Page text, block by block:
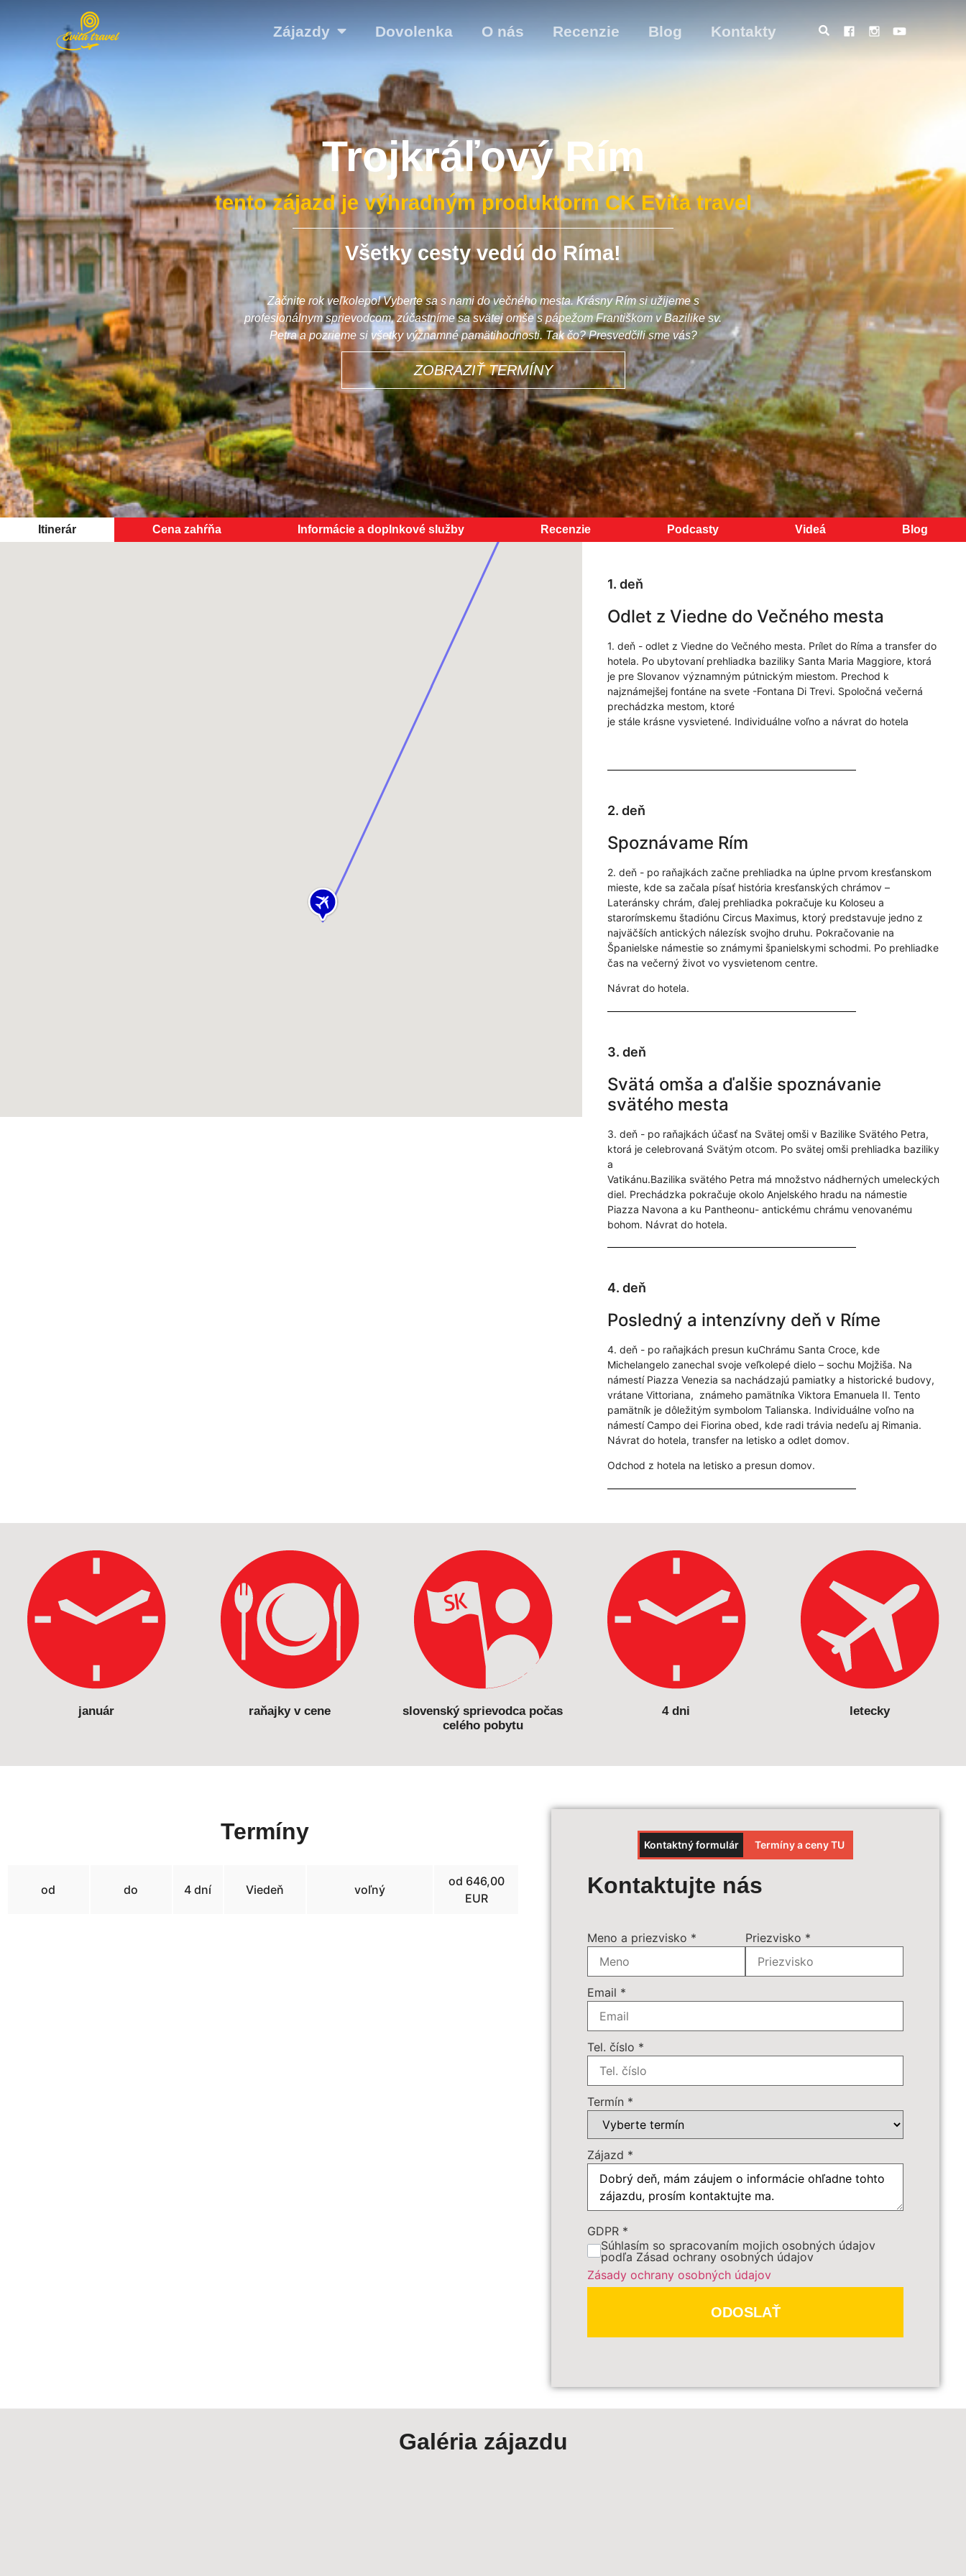
Zájazdy Dovolenka O nás Recenzie Blog Kontakty
Trojkráľový Rím
tento zájazd je výhradným produktorm CK Evita travel
Všetky cesty vedú do Ríma!
Začnite rok veľkolepo! Vyberte sa s nami do večného mesta. Krásny Rím si užijeme s
profesionálnym sprievodcom, zúčastníme sa svätej omše s pápežom Františkom v Bazilike sv.
Petra a pozrieme si všetky významné pamätihodnosti. Tak čo? Presvedčili sme vás?
ZOBRAZIŤ TERMÍNY
Itinerár Cena zahŕňa Informácie a doplnkové služby Recenzie Podcasty Videá Blog
1. deň
Odlet z Viedne do Večného mesta
1. deň - odlet z Viedne do Večného mesta. Prílet do Ríma a transfer do
hotela. Po ubytovaní prehliadka baziliky Santa Maria Maggiore, ktorá
je pre Slovanov významným pútnickým miestom. Prechod k
najznámejšej fontáne na svete -Fontana Di Trevi. Spoločná večerná
prechádzka mestom, ktoré
je stále krásne vysvietené. Individuálne voľno a návrat do hotela
2. deň
Spoznávame Rím
2. deň - po raňajkách začne prehliadka na úplne prvom kresťanskom
mieste, kde sa začala písať história kresťanských chrámov –
Lateránsky chrám, ďalej prehliadka pokračuje ku Koloseu a
starorímskemu štadiónu Circus Maximus, ktorý predstavuje jedno z
najväčších antických nálezísk svojho druhu. Pokračovanie na
Španielske námestie so známymi španielskymi schodmi. Po prehliadke
čas na večerný život vo vysvietenom centre.
Návrat do hotela.
3. deň
Svätá omša a ďalšie spoznávanie
svätého mesta
3. deň - po raňajkách účasť na Svätej omši v Bazilike Svätého Petra,
ktorá je celebrovaná Svätým otcom. Po svätej omši prehliadka baziliky
a
Vatikánu.Bazilika svätého Petra má množstvo nádherných umeleckých
diel. Prechádzka pokračuje okolo Anjelského hradu na námestie
Piazza Navona a ku Pantheonu- antickému chrámu venovanému
bohom. Návrat do hotela.
4. deň
Posledný a intenzívny deň v Ríme
4. deň - po raňajkách presun kuChrámu Santa Croce, kde
Michelangelo zanechal svoje veľkolepé dielo – sochu Mojžiša. Na
námestí Piazza Venezia sa nachádzajú pamiatky a historické budovy,
vrátane Vittoriana, známeho pamätníka Viktora Emanuela II. Tento
pamätník je dôležitým symbolom Talianska. Individuálne voľno na
námestí Campo dei Fiorina obed, kde radi trávia nedeľu aj Rimania.
Návrat do hotela, transfer na letisko a odlet domov.
Odchod z hotela na letisko a presun domov.
január raňajky v cene
slovenský sprievodca počas
celého pobytu
4 dni letecky
Termíny
od do 4 dní Viedeň voľný
od 646,00
EUR
Kontaktný formulár Termíny a ceny TU
Kontaktujte nás
Meno a priezvisko * Priezvisko *
Email *
Tel. číslo *
Termín *
Zájazd *
GDPR *
Súhlasím so spracovaním mojich osobných údajov
podľa Zásad ochrany osobných údajov
Zásady ochrany osobných údajov
ODOSLAŤ
Výpočet ceny
Povinné príplatky:*
Doplnkové služby:
Počet osôb
Cena zájazdu
Dôležité:
PREDBEŽNE OBJEDNAŤ
Galéria zájazdu